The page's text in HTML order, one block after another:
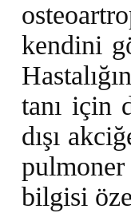
kendini
tanı için
dışı
bilgisi